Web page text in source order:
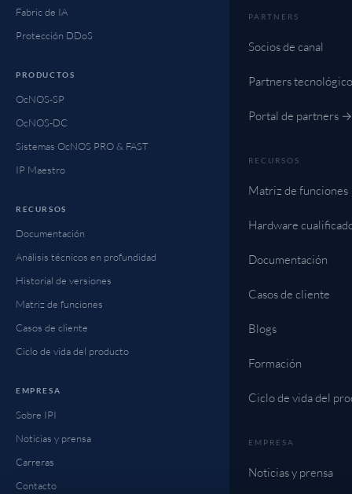
PARTNERS
Socios de canal
Partners
Portal de partners →
RECURSOS
Matriz de funciones
Hardware
Documentación
Casos de cliente
Blogs
Formación
Ciclo de vida del
EMPRESA
Noticias y prensa
Fabric de IA
Protección DDoS
PRODUCTOS
OcNOS-SP
OcNOS-DC
Sistemas OcNOS PRO & FAST
IP Maestro
RECURSOS
Documentación
Análisis técnicos en profundidad
Historial de versiones
Matriz de funciones
Casos de cliente
Ciclo de vida del producto
EMPRESA
Sobre IPI
Noticias y prensa
Carreras
Contacto